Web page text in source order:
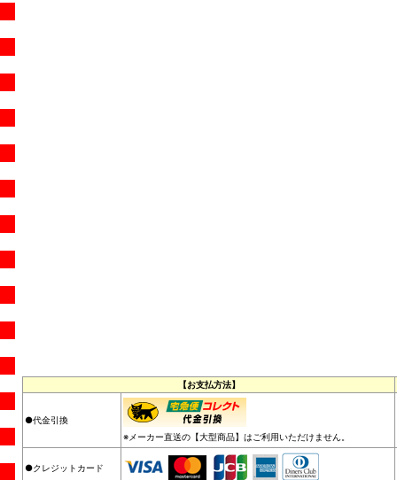
【お支払方法】
●代金引換
※メーカー直送の【大型商品】はご利用いただけません。
●クレジットカード